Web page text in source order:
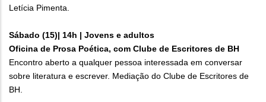
Letícia Pimenta.
Sábado (15)| 14h | Jovens e adultos
Oficina de Prosa Poética, com Clube de Escritores de BH
Encontro aberto a qualquer pessoa interessada em conversar
sobre literatura e escrever. Mediação do Clube de Escritores de
BH.